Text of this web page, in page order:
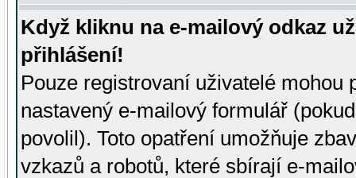
Když kliknu na e-mailový odkaz
přihlášení!
Pouze registrovaní uživatelé mohou
nastavený e-mailový formulář
povolil). Toto opatření umožňuje
vzkazů a robotů, které sbírají e-